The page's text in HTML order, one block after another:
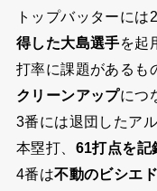
トップバッターには
得した大島選手を起
打率に課題があるも
クリーンアップにつ
3番には退団したア
本塁打、 61打点を記
4番は不動のビシエ